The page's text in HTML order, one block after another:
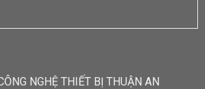
NGHỆ THIẾT BỊ THUẬN AN